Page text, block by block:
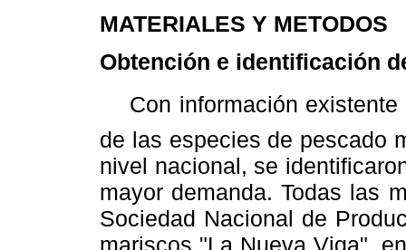
MATERIALES Y METODOS
Obtención e identificación
Con información existente
de las especies de pescado
nivel nacional, se
mayor demanda. Todas las
Sociedad Nacional de
mariscos "La Nueva Viga",